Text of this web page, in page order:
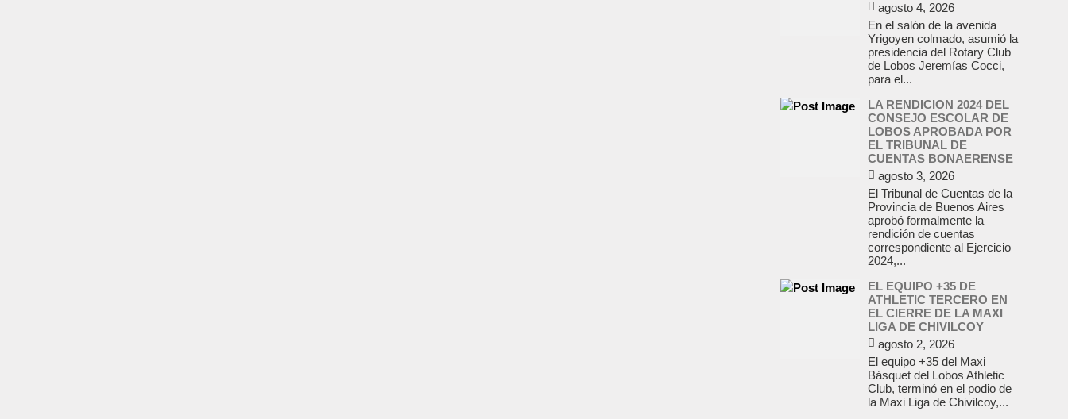
agosto 4, 2026
En el salón de la avenida
Yrigoyen colmado, asumió la
presidencia del Rotary Club
de Lobos Jeremías Cocci,
para el...
LA RENDICION 2024 DEL
CONSEJO ESCOLAR DE
LOBOS APROBADA POR
EL TRIBUNAL DE
CUENTAS BONAERENSE
agosto 3, 2026
El Tribunal de Cuentas de la
Provincia de Buenos Aires
aprobó formalmente la
rendición de cuentas
correspondiente al Ejercicio
2024,...
EL EQUIPO +35 DE
ATHLETIC TERCERO EN
EL CIERRE DE LA MAXI
LIGA DE CHIVILCOY
agosto 2, 2026
El equipo +35 del Maxi
Básquet del Lobos Athletic
Club, terminó en el podio de
la Maxi Liga de Chivilcoy,...